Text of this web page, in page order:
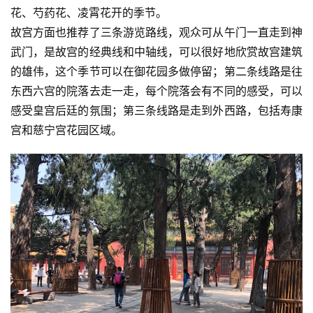
花、芍药花、凌霄花开的季节。
故宫方面也推荐了三条游览路线，观众可从午门一直走到神
武门，是故宫的经典线和中轴线，可以很好地欣赏故宫建筑
的雄伟，这个季节可以在御花园多做停留；第二条线路是往
东西六宫的院落去走一走，每个院落会有不同的感受，可以
感受皇宫后廷的氛围；第三条线路是走到外西路，包括寿康
宫和慈宁宫花园区域。